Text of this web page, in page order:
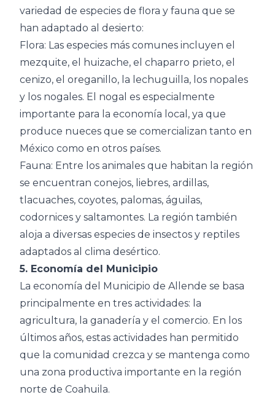
variedad de especies de flora y fauna que se
han adaptado al desierto:
Flora: Las especies más comunes incluyen el
mezquite, el huizache, el chaparro prieto, el
cenizo, el oreganillo, la lechuguilla, los nopales
y los nogales. El nogal es especialmente
importante para la economía local, ya que
produce nueces que se comercializan tanto en
México como en otros países.
Fauna: Entre los animales que habitan la región
se encuentran conejos, liebres, ardillas,
tlacuaches, coyotes, palomas, águilas,
codornices y saltamontes. La región también
aloja a diversas especies de insectos y reptiles
adaptados al clima desértico.
5. Economía del Municipio
La economía del Municipio de Allende se basa
principalmente en tres actividades: la
agricultura, la ganadería y el comercio. En los
últimos años, estas actividades han permitido
que la comunidad crezca y se mantenga como
una zona productiva importante en la región
norte de Coahuila.